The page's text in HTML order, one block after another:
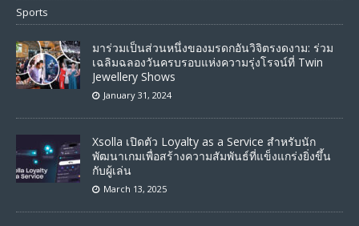
Sports
มาร่วมเป็นส่วนหนึ่งของมรดกอันวิจิตรงดงาม: ร่วม
เฉลิมฉลองวันครบรอบแห่งความรุ่งโรจน์ที่ Twin
Jewellery Shows
January 31, 2024
Xsolla เปิดตัว Loyalty as a Service สำหรับนัก
พัฒนาเกมเพื่อสร้างความสัมพันธ์ที่แข็งแกร่งยิ่งขึ้น
กับผู้เล่น
March 13, 2025